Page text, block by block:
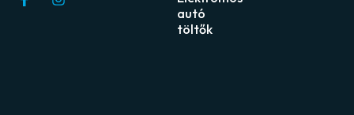
autó
töltők